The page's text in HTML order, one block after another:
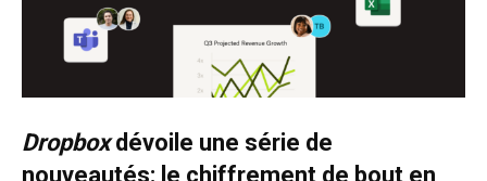
Dropboxdévoile une série de
nouveautés: le chiffrement de bout en